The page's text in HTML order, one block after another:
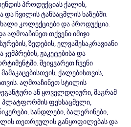
პროდუქციას ქალის,
და ჩვილის ტანსაცმლის ხაზებში.
კოლექციები და პროდუქცია.
აღმოაჩინეთ თქვენი იმიჯი
ზედების, ელვაშესაკრავიანი
ჯემპრების, ჟაკეტებისა და
შეიყვარეთ ჩვენი
ქალებისთვის,
აღმოაჩინეთ სტილის
ან ყოველდღიური, მაგრამ
პლატფორმის ფეხსაცმელი,
სანდლები, ბალერინები,
თეთრეულის განყოფილებას და